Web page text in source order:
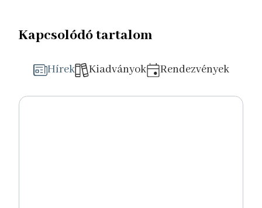
Kapcsolódó tartalom
Hírek Kiadványok Rendezvények